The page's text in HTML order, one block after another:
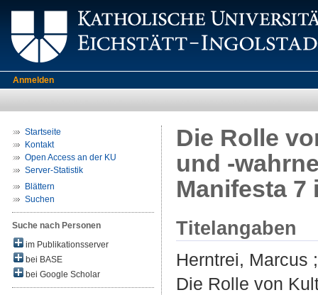
Anmelden
Startseite
Kontakt
Open Access an der KU
Server-Statistik
Blättern
Suchen
Suche nach Personen
im Publikationsserver
bei BASE
bei Google Scholar
Die Rolle
und -
Manifesta 7
Titelangaben
Herntrei, Marcus
Die Rolle von